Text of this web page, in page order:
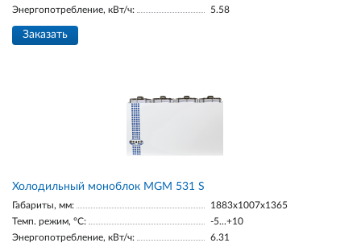
Энергопотребление, кВт/ч:
5.58
Заказать
Холодильный моноблок MGМ 531 S
Габариты, мм:
1883х1007х1365
Темп. режим, °С:
-5...+10
Энергопотребление, кВт/ч:
6.31